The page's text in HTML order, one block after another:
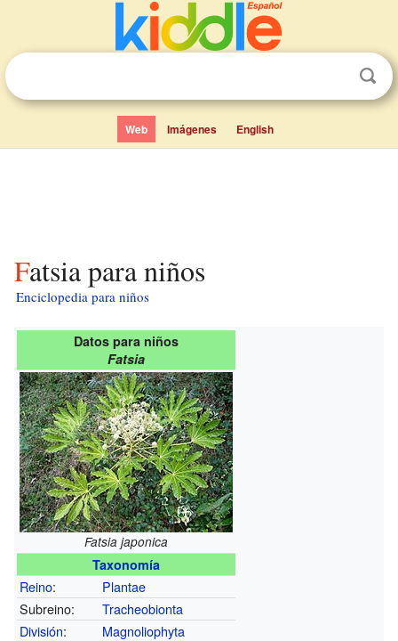
Web Imágenes English
Fatsia para niños
Enciclopedia para niños
Datos para niños
Fatsia
Fatsia japonica
Taxonomía
Reino:
Plantae
Subreino:
Tracheobionta
División:
Magnoliophyta